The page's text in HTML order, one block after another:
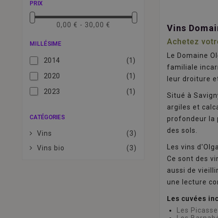
PRIX
0,00 € - 30,00 €
MILLÉSIME
2014
(1)
2020
(1)
2023
(1)
CATÉGORIES
Vins
(3)
Vins bio
(3)
Vins
Achetez
Le Domaine
familiale
leur droiture
Situé à
argiles et
profondeur la
des sols.
Les vins
Ce sont des
aussi de
une lecture
Les cuvées
Les